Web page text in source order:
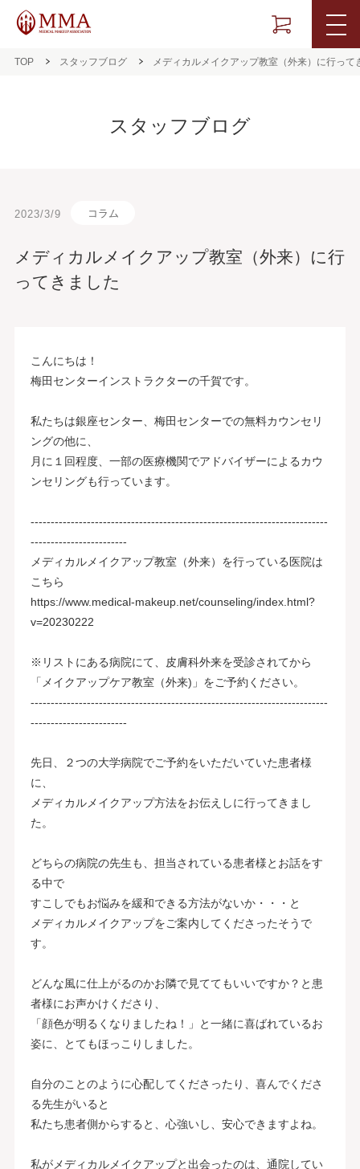
TOP スタッフブログ メディカルメイクアップ教室（外来）に行って
スタッフブログ
2023/3/9 コラム
メディカルメイクアップ教室（外来）に行
ってきました
こんにちは！
梅田センターインストラクターの千賀です。
私たちは銀座センター、梅田センターでの無料カウンセリ
ングの他に、
月に１回程度、一部の医療機関でアドバイザーによるカウ
ンセリングも行っています。
--------------------------------------------------------------------------
------------------------
メディカルメイクアップ教室（外来）を行っている医院は
こちら
https://www.medical-makeup.net/counseling/index.html?
v=20230222
※リストにある病院にて、皮膚科外来を受診されてから
「メイクアップケア教室（外来)」をご予約ください。
--------------------------------------------------------------------------
------------------------
先日、２つの大学病院でご予約をいただいていた患者様
に、
メディカルメイクアップ方法をお伝えしに行ってきまし
た。
どちらの病院の先生も、担当されている患者様とお話をす
る中で
すこしでもお悩みを緩和できる方法がないか・・・と
メディカルメイクアップをご案内してくださったそうで
す。
どんな風に仕上がるのかお隣で見ててもいいですか？と患
者様にお声かけくださり、
「顔色が明るくなりましたね！」と一緒に喜ばれているお
姿に、とてもほっこりしました。
自分のことのように心配してくださったり、喜んでくださ
る先生がいると
私たち患者側からすると、心強いし、安心できますよね。
私がメディカルメイクアップと出会ったのは、通院してい